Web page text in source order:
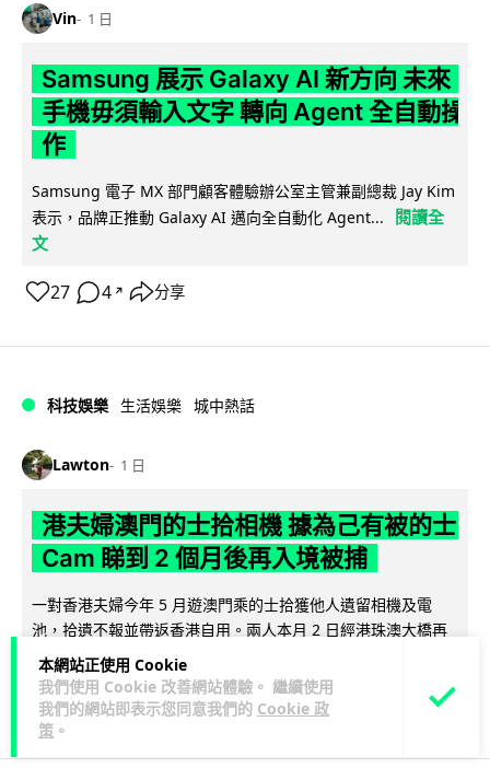
本網站正使用 Cookie
我們使用 Cookie 改善網站體驗。 繼續使用
我們的網站即表示您同意我們的 Cookie 政
策 。
Vin 1 日
Samsung 展示 Galaxy AI 新方向 未來
手機毋須輸入文字 轉向 Agent 全自動操
作
Samsung 電子 MX 部門顧客體驗辦公室主管兼副總裁 Jay Kim
表示，品牌正推動 Galaxy AI 邁向全自動化 Agent...
閱讀全
文
27 4 ↗ 分享
科技娛樂 生活娛樂 城中熱話
Lawton 1 日
港夫婦澳門的士拾相機 據為己有被的士
Cam 睇到 2 個月後再入境被捕
一對香港夫婦今年 5 月遊澳門乘的士拾獲他人遺留相機及電
池，拾遺不報並帶返香港自用。兩人本月 2 日經港珠澳大橋再
次入境澳門時，被治安警察局...
532 75 ↗ 分享